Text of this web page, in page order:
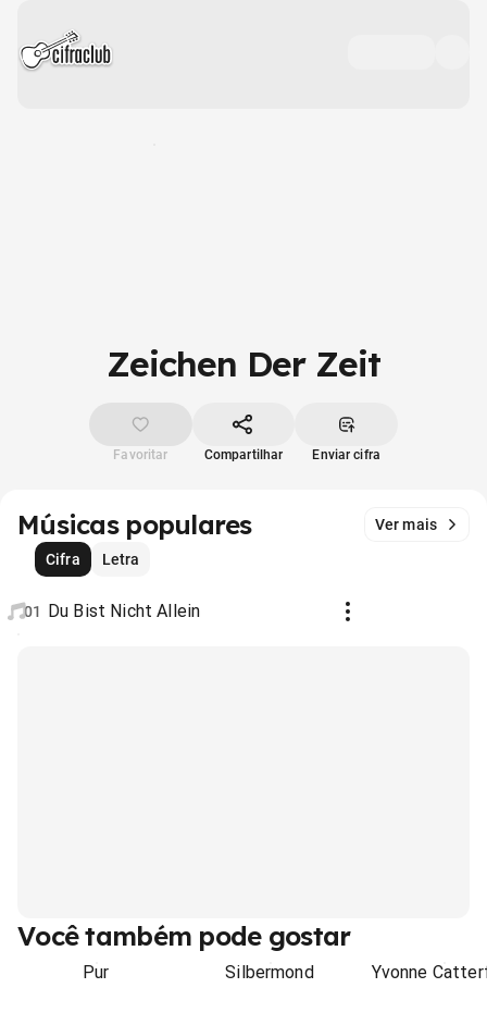
Zeichen Der Zeit
Favoritar Compartilhar Enviar cifra
Músicas populares
Ver mais
Cifra
Letra
01 Du Bist Nicht Allein
Você também pode gostar
Pur Silbermond Yvonne